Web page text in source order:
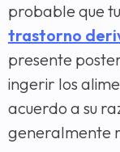
probable que
trastorno
presente
ingerir los
acuerdo a su
generalmente